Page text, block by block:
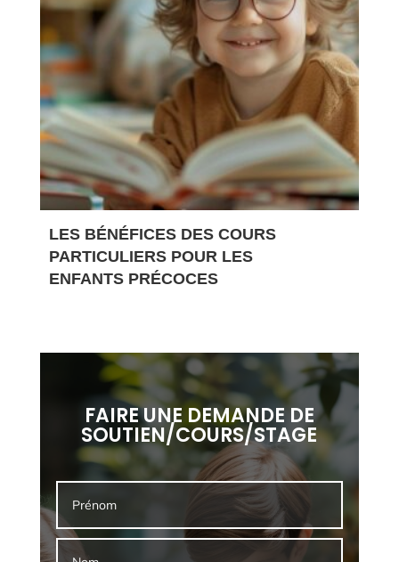
LES BÉNÉFICES DES COURS
PARTICULIERS POUR LES
ENFANTS PRÉCOCES
FAIRE UNE DEMANDE DE
SOUTIEN/COURS/STAGE